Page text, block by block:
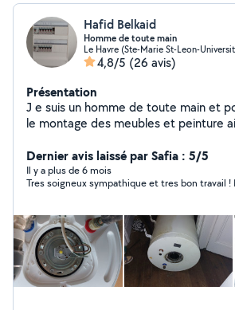
Hafid Belkaid
Homme de toute main
Le Havre (Ste-Marie St-Leon-
4,8/5 (26 avis)
Présentation
J e suis un homme de toute main et
le montage des meubles et peinture ainsi que les
et manutention manuelle
dépannage et montage des serrures,
dépannage et le raccordement
plaque chauffante, four et chauffage Le bricolage et
réparation d'outillage font partie aussi
compétences
Dernier avis laissé par Safia : 5/5
Il y a plus de 6 mois
Tres soigneux sympathique et tres bon travail